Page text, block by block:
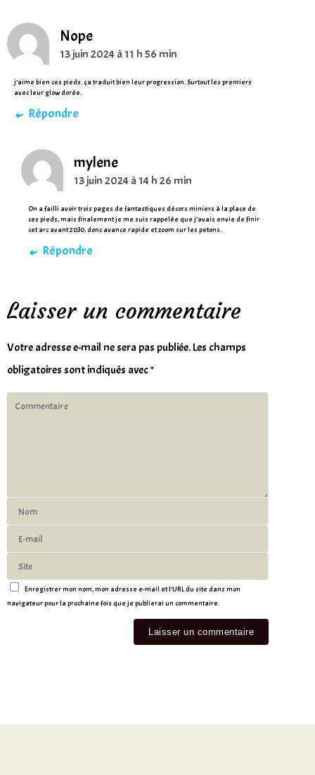
Nope
13 juin 2024 à 11 h 56 min
j’aime bien ces pieds. ça traduit bien leur progression. Surtout les premiers
avec leur glow dorée.
Répondre
mylene
13 juin 2024 à 14 h 26 min
On a failli avoir trois pages de fantastiques décors miniers à la place de
ces pieds, mais finalement je me suis rappelée que j’avais envie de finir
cet arc avant 2030, donc avance rapide et zoom sur les petons.
Répondre
Laisser un commentaire
Votre adresse e-mail ne sera pas publiée.Les champs
obligatoires sont indiqués avec*
Enregistrer mon nom, mon adresse e-mail et l’URL du site dans mon
navigateur pour la prochaine fois que je publierai un commentaire.